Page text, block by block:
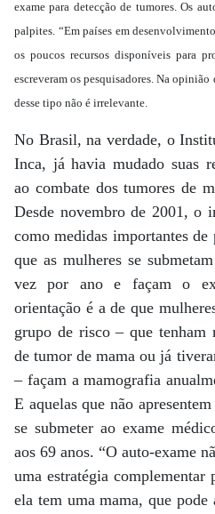
exame para detecção de tumores. Os
palpites. “Em países em
os poucos recursos disponíveis para
escreveram os pesquisadores. Na opinião
desse tipo não é irrelevante.
No Brasil, na verdade, o
Inca, já havia mudado suas
ao combate dos tumores de
Desde novembro de 2001, o
como medidas importantes
que as mulheres se
vez por ano e façam o
orientação é a de que
grupo de risco – que
de tumor de mama ou já
– façam a mamografia
E aquelas que não
se submeter ao exame
aos 69 anos. “O auto-exame
uma estratégia complementar
ela tem uma mama, que pode